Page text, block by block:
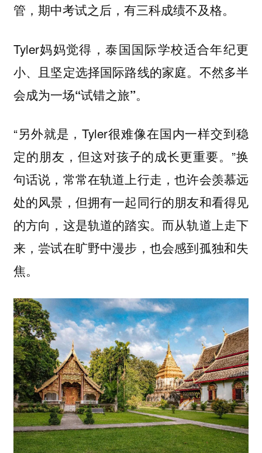
管，期中考试之后，有三科成绩不及格。
Tyler妈妈觉得，泰国国际学校适合年纪更
小、且坚定选择国际路线的家庭。不然多半
会成为一场“试错之旅”。
“另外就是，Tyler很难像在国内一样交到稳
定的朋友，但这对孩子的成长更重要。”换
句话说，常常在轨道上行走，也许会羡慕远
处的风景，但拥有一起同行的朋友和看得见
的方向，这是轨道的踏实。而从轨道上走下
来，尝试在旷野中漫步，也会感到孤独和失
焦。